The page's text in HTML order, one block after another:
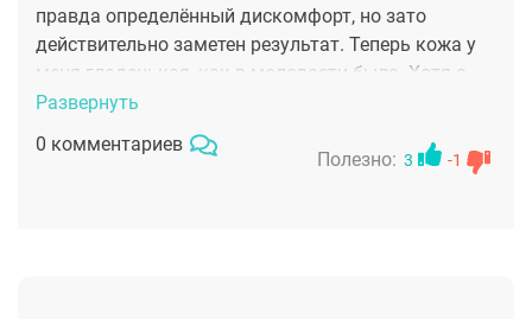
правда определённый дискомфорт, но зато
действительно заметен результат. Теперь кожа у
меня гладенькая, как в молодости была. Хотя с
глубокими морщинкам и еще надо поработать.
Отдельно спасибо, доктору Вищипановой за
внимание и профессионализм!
Развернуть
0 комментариев
Полезно: 3 -1